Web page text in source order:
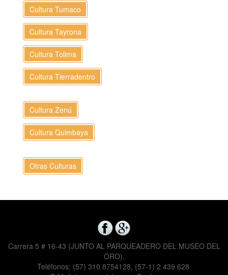
Cultura Tumaco
Cultura Tayrona
Cultura Tolima
Cultura Tierradentro
Cultura Zenú
Cultura Quimbaya
Otras Culturas
Carrera 5 # 16-43 (JUNTO AL PARQUEADERO DEL MUSEO DEL
ORO).
Teléfonos: (57) 310 8754128, (57-1) 2 439 628